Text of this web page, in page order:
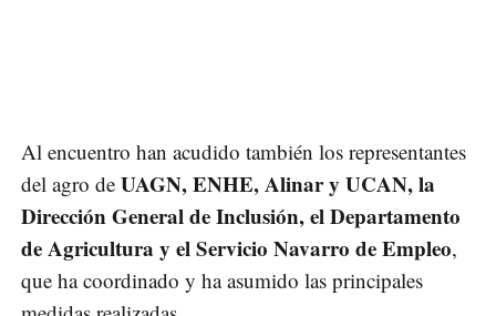
Al encuentro han acudido también los representantes
del agro de UAGN, ENHE, Alinar y UCAN, la
Dirección General de Inclusión, el Departamento
de Agricultura y el Servicio Navarro de Empleo,
que ha coordinado y ha asumido las principales